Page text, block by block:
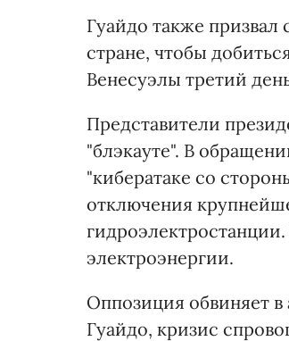
Гуайдо также призвал
стране, чтобы
Венесуэлы третий
Представители
"блэкауте". В
"кибератаке со
отключения
электроэнергии.
Оппозиция обвиняет
Гуайдо, кризис